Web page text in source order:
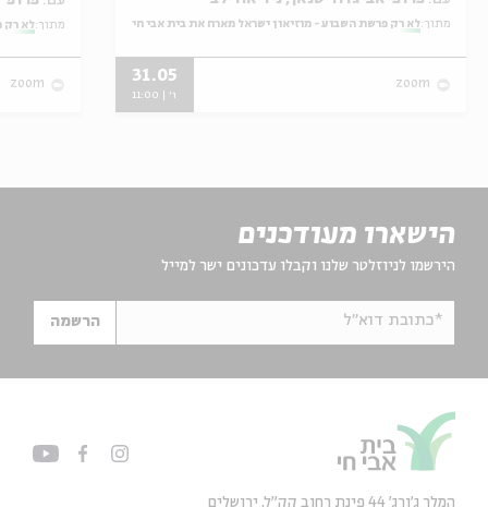
מתוך: לא רק פרשת השבוע - מוזיאון ישראל מארח את בית אבי חי
zoom
31.05
ו' | 11:00
מתוך: לא רק
zoom
הישארו מעודכנים
הירשמו לניוזלטר שלנו וקבלו עדכונים ישר למייל
*כתובת דוא"ל הרשמה
המלך ג'ורג' 44 פינת רחוב קק״ל, ירושלים